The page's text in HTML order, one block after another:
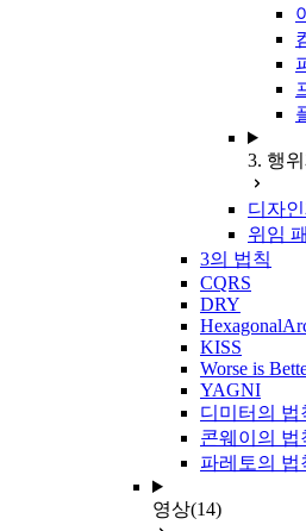
3. 행
디자
위임
3의 법칙
CQRS
DRY
KISS
Worse is
YAGNI
디미터의 법
콘웨이의 법
파레토의 법
영상(14)